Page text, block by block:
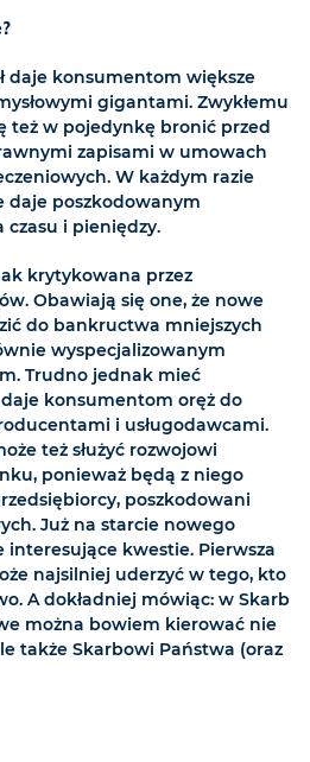
daje konsumentom większe
gigantami. Zwykłemu
też w pojedynkę bronić przed
zapisami w umowach
W każdym razie
poszkodowanym
czasu i pieniędzy.
krytykowana przez
Obawiają się one, że nowe
do bankructwa mniejszych
wyspecjalizowanym
Trudno jednak mieć
daje konsumentom oręż do
i usługodawcami.
też służyć rozwojowi
ponieważ będą z niego
poszkodowani
Już na starcie nowego
kwestie. Pierwsza
najsilniej uderzyć w tego, kto
A dokładniej mówiąc: w Skarb
można bowiem kierować nie
także Skarbowi Państwa (oraz